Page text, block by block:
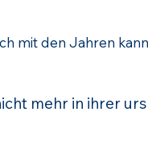
mit den Jahren
mehr in ihrer